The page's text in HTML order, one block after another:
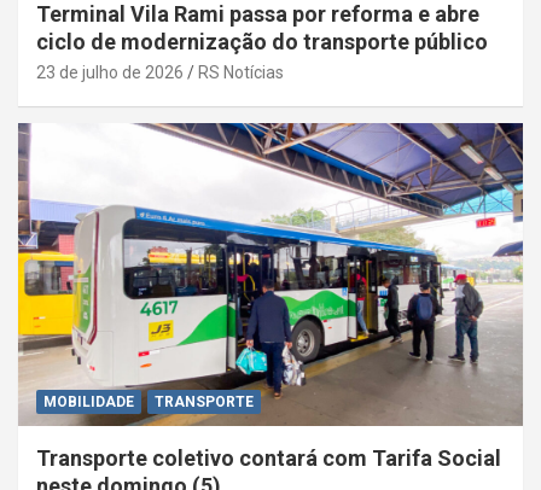
Terminal Vila Rami passa por reforma e abre
ciclo de modernização do transporte público
23 de julho de 2026 RS Notícias
MOBILIDADE TRANSPORTE
Transporte coletivo contará com Tarifa Social